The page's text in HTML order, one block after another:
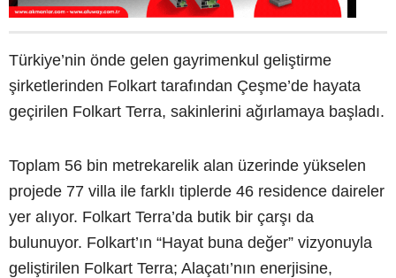
Türkiye’nin önde gelen gayrimenkul geliştirme
şirketlerinden Folkart tarafından Çeşme’de hayata
geçirilen Folkart Terra, sakinlerini ağırlamaya başladı.
Toplam 56 bin metrekarelik alan üzerinde yükselen
projede 77 villa ile farklı tiplerde 46 residence daireler
yer alıyor. Folkart Terra’da butik bir çarşı da
bulunuyor. Folkart’ın “Hayat buna değer” vizyonuyla
geliştirilen Folkart Terra; Alaçatı’nın enerjisine,